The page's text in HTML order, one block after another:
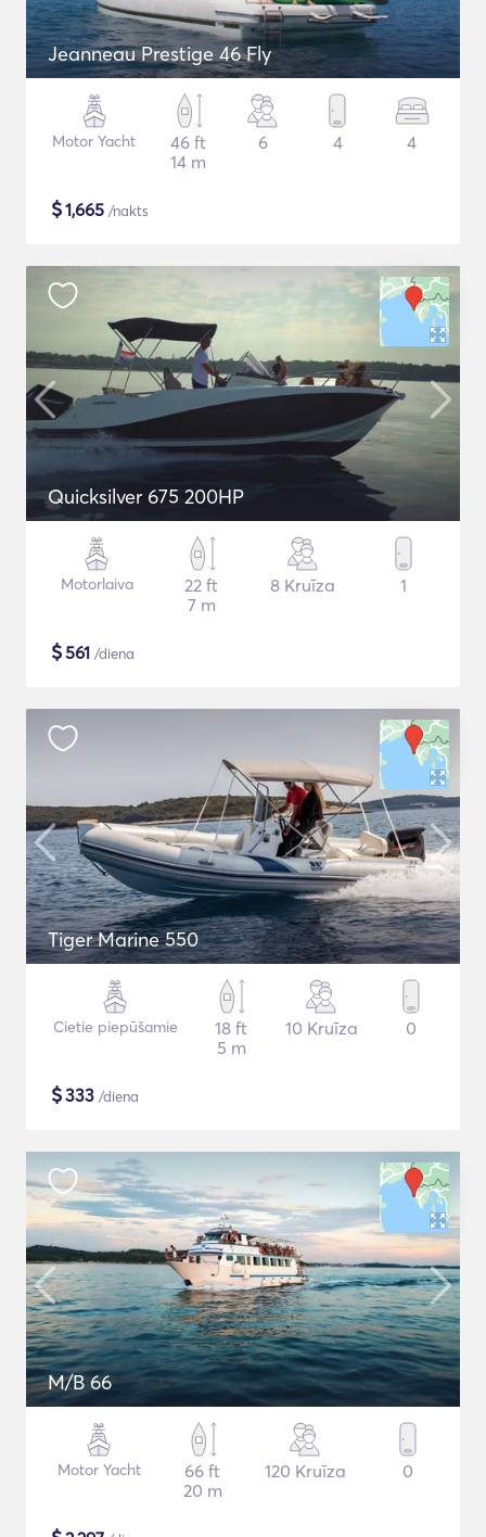
Jeanneau Prestige 46 Fly
Motor Yacht
46 ft
14 m
6 4 4
$1,665 /nakts
Quicksilver 675 200HP
Motorlaiva
22 ft
7 m
8 Kruīza 1
$561 /diena
Tiger Marine 550
Cietie piepūšamie
18 ft
5 m
10 Kruīza 0
$333 /diena
M/B 66
Motor Yacht
66 ft
20 m
120 Kruīza 0